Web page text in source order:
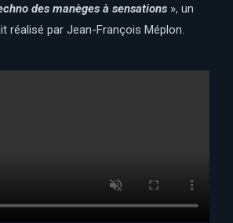
des manèges à sensations », un
réalisé par Jean-François Méplon.